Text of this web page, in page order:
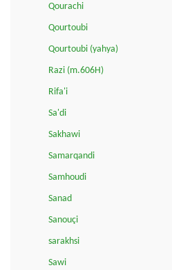
Qourachi
Qourtoubi
Qourtoubi (yahya)
Razi (m.606H)
Rifa'i
Sa'di
Sakhawi
Samarqandi
Samhoudi
Sanad
Sanouçi
sarakhsi
Sawi